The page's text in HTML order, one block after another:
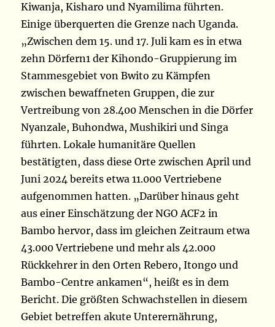
Kiwanja, Kisharo und Nyamilima führten.
Einige überquerten die Grenze nach Uganda.
„Zwischen dem 15. und 17. Juli kam es in etwa
zehn Dörfern1 der Kihondo-Gruppierung im
Stammesgebiet von Bwito zu Kämpfen
zwischen bewaffneten Gruppen, die zur
Vertreibung von 28.400 Menschen in die Dörfer
Nyanzale, Buhondwa, Mushikiri und Singa
führten. Lokale humanitäre Quellen
bestätigten, dass diese Orte zwischen April und
Juni 2024 bereits etwa 11.000 Vertriebene
aufgenommen hatten. „Darüber hinaus geht
aus einer Einschätzung der NGO ACF2 in
Bambo hervor, dass im gleichen Zeitraum etwa
43.000 Vertriebene und mehr als 42.000
Rückkehrer in den Orten Rebero, Itongo und
Bambo-Centre ankamen“, heißt es in dem
Bericht. Die größten Schwachstellen in diesem
Gebiet betreffen akute Unterernährung,